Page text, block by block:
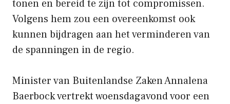
tonen en bereid te zijn tot compromissen.
Volgens hem zou een overeenkomst ook
kunnen bijdragen aan het verminderen van
de spanningen in de regio.
Minister van Buitenlandse Zaken Annalena
Baerbock vertrekt woensdagavond voor een